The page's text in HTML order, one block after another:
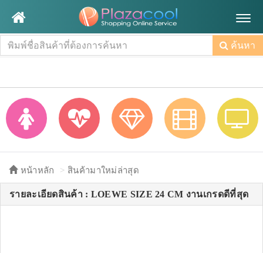
ค้นหา
หน้าหลัก สินค้ามาใหม่ล่าสุด
รายละเอียดสินค้า : LOEWE SIZE 24 CM งานเกรดดีที่สุด